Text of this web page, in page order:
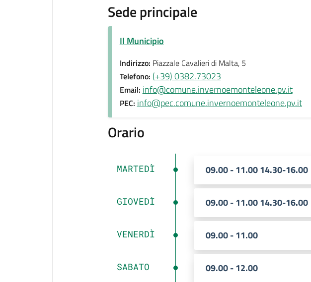
Sede principale
Il Municipio
Indirizzo: Piazzale Cavalieri di Malta, 5
Telefono: (+39) 0382.73023
Email: info@comune.invernoemonteleone.pv.it
PEC: info@pec.comune.invernoemonteleone.pv.it
Orario
MARTEDÌ 09.00 - 11.00 14.30-16.00
GIOVEDÌ 09.00 - 11.00 14.30-16.00
VENERDÌ 09.00 - 11.00
SABATO 09.00 - 12.00